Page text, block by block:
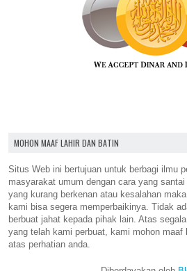
MOHON MAAF LAHIR DAN BATIN
Situs Web ini bertujuan untuk berbagi ilmu
masyarakat umum dengan cara yang
yang kurang berkenan atau kesalahan
kami bisa segera memperbaikinya. Tidak
berbuat jahat kepada pihak lain. Atas
yang telah kami perbuat, kami mohon maaf
atas perhatian anda.